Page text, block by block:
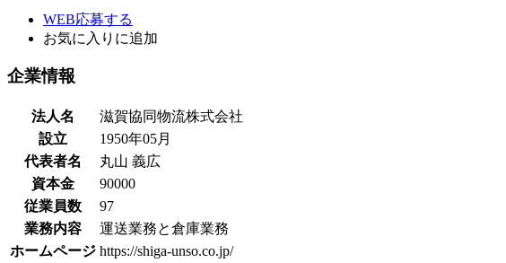
WEB応募する
お気に入り に追加
企業情報
法人名
滋賀協同物流株式会社
設立
1950年05月
代表者名
丸山 義広
資本金
90000
従業員数
97
業務内容
運送業務と倉庫業務
ホームページ https://shiga-unso.co.jp/